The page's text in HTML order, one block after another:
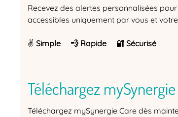
Recevez des alertes personnalisées
accessibles uniquement par vous et
✌️ Simple 💨 Rapide 🔐 Sécurisé
Téléchargez
Téléchargez mySynergie Care dès